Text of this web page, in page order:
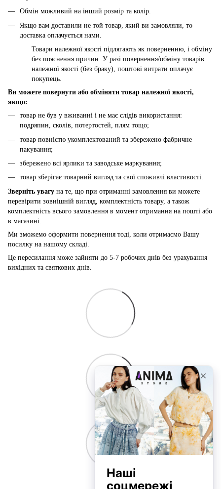
Обмін можливий на інший розмір та колір.
Якщо вам доставили не той товар, який ви замовляли, то
доставка оплачується нами.
Товари належної якості підлягають як поверненню, і обміну
без пояснення причин. У разі повернення/обміну товарів
належної якості (без браку), поштові витрати оплачує
покупець.
Ви можете повернути або обміняти товар належної якості,
якщо:
товар не був у вживанні і не має слідів використання:
подряпин, сколів, потертостей, плям тощо;
товар повністю укомплектований та збережено фабричне
пакування;
збережено всі ярлики та заводське маркування;
товар зберігає товарний вигляд та свої споживчі властивості.
Зверніть увагу на те, що при отриманні замовлення ви можете
перевірити зовнішній вигляд, комплектність товару, а також
комплектність всього замовлення в момент отримання на пошті або
в магазині.
Ми зможемо оформити повернення тоді, коли отримаємо Вашу
посилку на нашому складі.
Це пересилання може зайняти до 5-7 робочих днів без урахування
вихідних та святкових днів.